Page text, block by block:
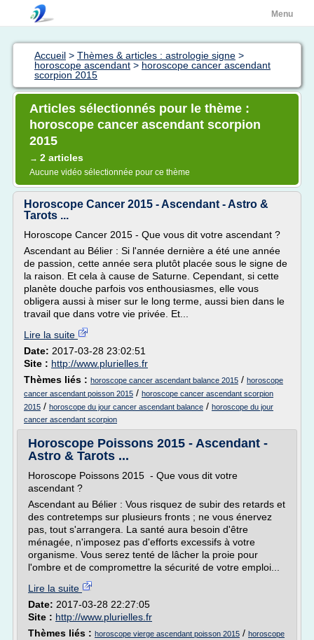
Menu
Accueil > Thèmes & articles : astrologie signe >
horoscope ascendant > horoscope cancer ascendant
scorpion 2015
Articles sélectionnés pour le thème :
horoscope cancer ascendant scorpion
2015
→ 2 articles
Aucune vidéo sélectionnée pour ce thème
Horoscope Cancer 2015 - Ascendant - Astro &
Tarots ...
Horoscope Cancer 2015 - Que vous dit votre ascendant ?
Ascendant au Bélier : Si l'année dernière a été une année
de passion, cette année sera plutôt placée sous le signe de
la raison. Et cela à cause de Saturne. Cependant, si cette
planète douche parfois vos enthousiasmes, elle vous
obligera aussi à miser sur le long terme, aussi bien dans le
travail que dans votre vie privée. Et...
Lire la suite
Date: 2017-03-28 23:02:51
Site : http://www.plurielles.fr
Thèmes liés : horoscope cancer ascendant balance 2015 / horoscope
cancer ascendant poisson 2015 / horoscope cancer ascendant scorpion
2015 / horoscope du jour cancer ascendant balance / horoscope du jour
cancer ascendant scorpion
Horoscope Poissons 2015 - Ascendant -
Astro & Tarots ...
Horoscope Poissons 2015 - Que vous dit votre
ascendant ?
Ascendant au Bélier : Vous risquez de subir des retards et
des contretemps sur plusieurs fronts ; ne vous énervez
pas, tout s'arrangera. La santé aura besoin d'être
ménagée, n'imposez pas d'efforts excessifs à votre
organisme. Vous serez tenté de lâcher la proie pour
l'ombre et de compromettre la sécurité de votre emploi...
Lire la suite
Date: 2017-03-28 22:27:05
Site : http://www.plurielles.fr
Thèmes liés : horoscope vierge ascendant poisson 2015 / horoscope